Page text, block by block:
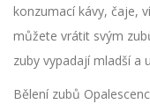
konzumací kávy, čaje,
můžete vrátit svým
zuby vypadají mladší a
Bělení zubů